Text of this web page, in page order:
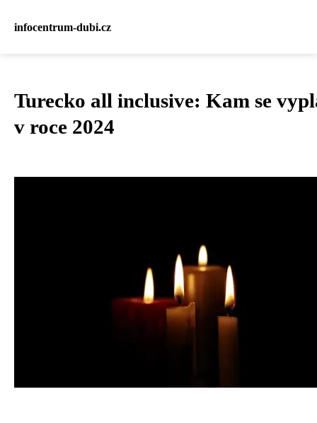
infocentrum-dubi.cz
Turecko all inclusive: Kam se
v roce 2024